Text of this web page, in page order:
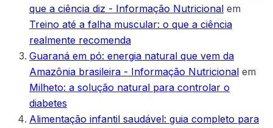
que a ciência diz - Informação Nutricional em
Treino até a falha muscular: o que a ciência
realmente recomenda
Guaraná em pó: energia natural que vem da
Amazônia brasileira - Informação Nutricional em
Milheto: a solução natural para controlar o
diabetes
Alimentação infantil saudável: guia completo para